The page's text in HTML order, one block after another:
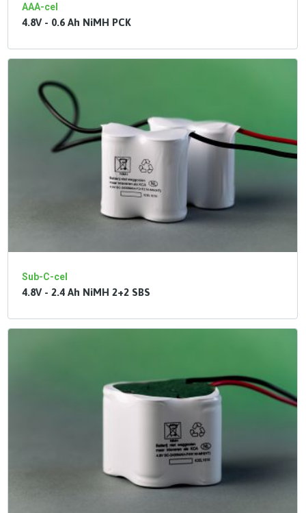
AAA-cel
4.8V - 0.6 Ah NiMH PCK
Sub-C-cel
4.8V - 2.4 Ah NiMH 2+2 SBS